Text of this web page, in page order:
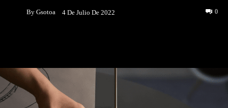
By Gsotoa 4 De Julio De 2022 0